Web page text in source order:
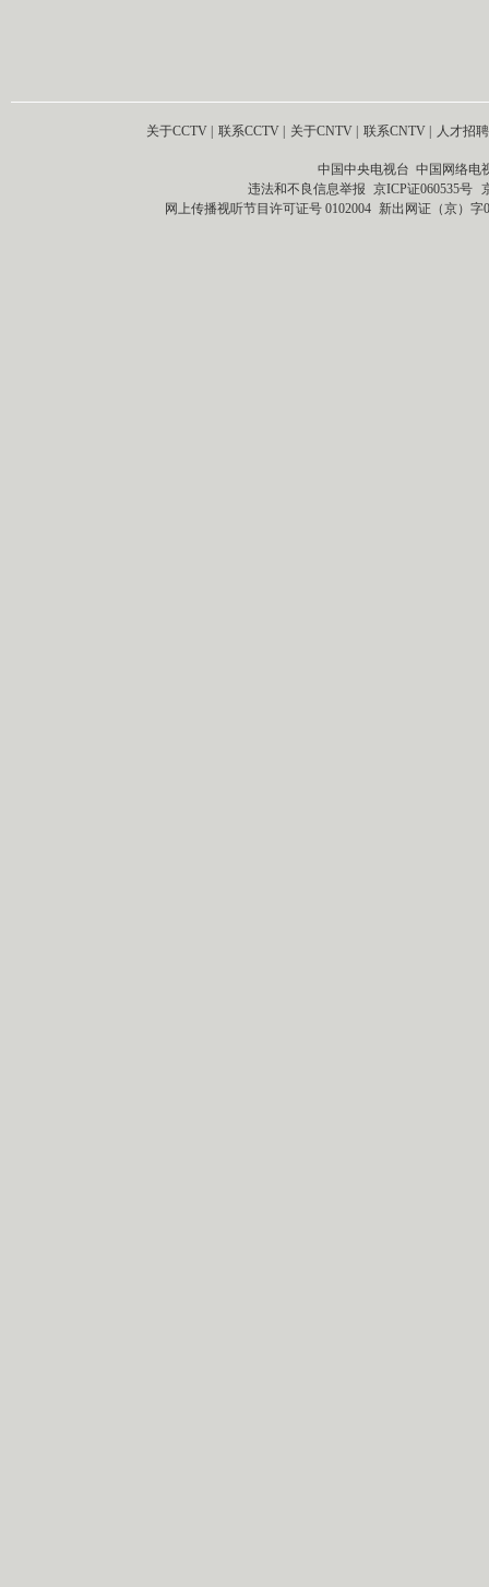
关于CCTV | 联系CCTV | 关于CNTV | 联系CNTV | 人才招聘
中国中央电视台 中国网络电
违法和不良信息举报 京ICP证060535号
网上传播视听节目许可证号 0102004 新出网证（京）